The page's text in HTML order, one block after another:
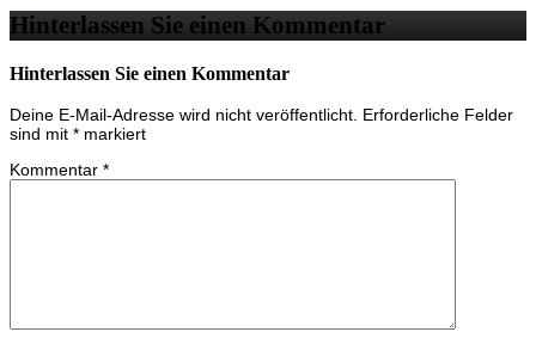
Hinterlassen Sie einen Kommentar
Hinterlassen Sie einen Kommentar
Deine E-Mail-Adresse wird nicht veröffentlicht. Erforderliche Felder
sind mit * markiert
Kommentar *